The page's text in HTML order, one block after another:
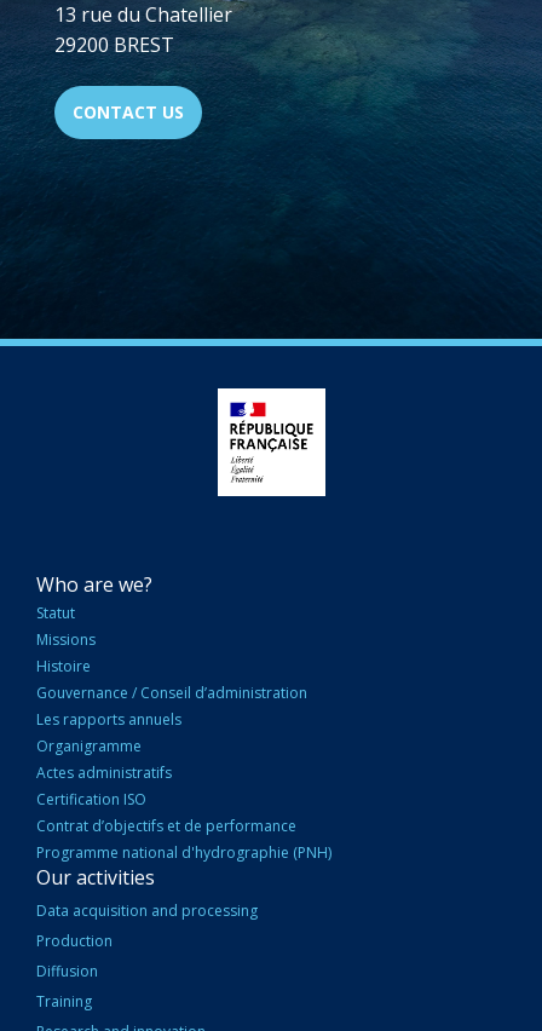
13 rue du Chatellier
29200 BREST
CONTACT US
NAVIGATION
PRINCIPALE
Who are we?
Statut
Missions
Histoire
Gouvernance / Conseil d’administration
Les rapports annuels
Organigramme
Actes administratifs
Certification ISO
Contrat d’objectifs et de performance
Programme national d'hydrographie (PNH)
Our activities
Data acquisition and processing
Production
Diffusion
Training